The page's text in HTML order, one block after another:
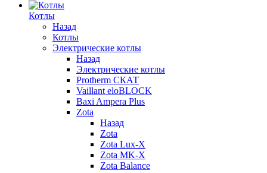
Котлы
Назад
Котлы
Электрические котлы
Назад
Электрические котлы
Protherm СКАТ
Vaillant eloBLOCK
Baxi Ampera Plus
Zota
Назад
Zota
Zota Lux-X
Zota MK-X
Zota Balance